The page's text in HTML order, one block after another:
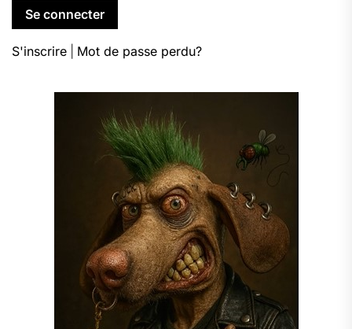
S'inscrire Mot de passe perdu?